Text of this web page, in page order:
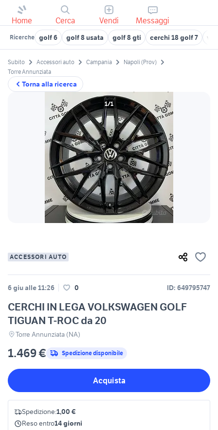
Home Cerca Vendi Messaggi
Ricerche golf 6 golf 8 usata golf 8 gti cerchi 18 golf 7
Torna alla ricerca
Subito Accessori auto Campania
Napoli (Prov)
Torre Annunziata
1/1
ACCESSORI AUTO
6 giu alle 11:26 0 ID: 649795747
CERCHI IN LEGA VOLKSWAGEN GOLF
TIGUAN T-ROC da 20
Torre Annunziata (NA)
1.469 € Spedizione disponibile
Acquista
Spedizione:1,00 €
Reso entro14 giorni